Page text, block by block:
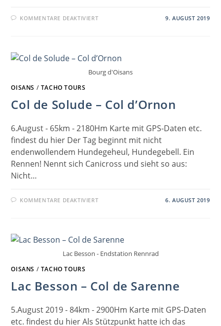
KOMMENTARE DEAKTIVIERTFÜR 9. AUGUST 2019
Bourg d'Oisans
OISANS / TACHO TOURS
Col de Solude – Col d’Ornon
6.August - 65km - 2180Hm Karte mit GPS-Daten etc.
findest du hier Der Tag beginnt mit nicht
endenwollendem Hundegeheul, Hundegebell. Ein
Rennen! Nennt sich Canicross und sieht so aus:
Nicht…
KOMMENTARE DEAKTIVIERTFÜR
D’ORNON
6. AUGUST 2019
Lac Besson - Endstation Rennrad
OISANS / TACHO TOURS
Lac Besson – Col de Sarenne
5.August 2019 - 84km - 2900Hm Karte mit GPS-Daten
etc. findest du hier Als Stützpunkt hatte ich das